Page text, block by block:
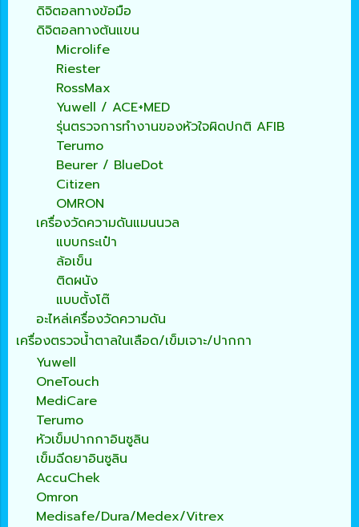
ดิจิตอลทางข้อมือ
ดิจิตอลทางต้นแขน
Microlife
Riester
RossMax
Yuwell / ACE+MED
รุ่นตรวจการทำงานของหัวใจผิดปกติ AFIB
Terumo
Beurer / BlueDot
Citizen
OMRON
เครื่องวัดความดันแมนนวล
แบบกระเป๋า
ล้อเข็น
ติดผนัง
แบบตั้งโต๊
อะไหล่เครื่องวัดความดัน
เครื่องตรวจน้ำตาลในเลือด/เข็มเจาะ/ปากกา
Yuwell
OneTouch
MediCare
Terumo
หัวเข็มปากกาอินซูลิน
เข็มฉีดยาอินซูลิน
AccuChek
Omron
Medisafe/Dura/Medex/Vitrex